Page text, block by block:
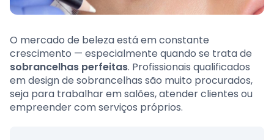
O mercado de beleza está em constante
crescimento — especialmente quando se trata de
sobrancelhas perfeitas. Profissionais qualificados
em design de sobrancelhas são muito procurados,
seja para trabalhar em salões, atender clientes ou
empreender com serviços próprios.